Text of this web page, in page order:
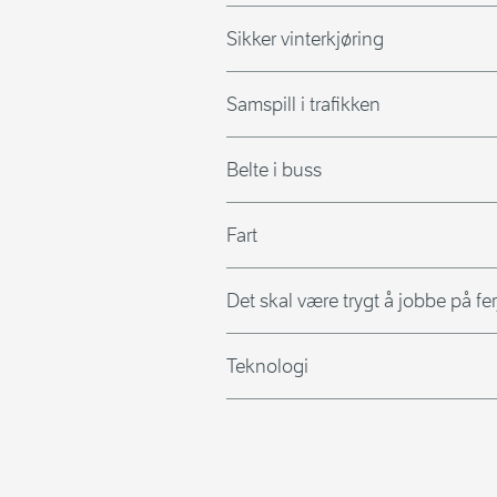
Sikker vinterkjøring
Samspill i trafikken
Belte i buss
Fart
Det skal være trygt å jobbe på
Teknologi